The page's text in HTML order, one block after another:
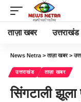
ताज़ा खबर उत्तराखंड
News Netra >ताज़ा खबर>
उत्तराखंड ताज़ा खबर
सिंगटाली